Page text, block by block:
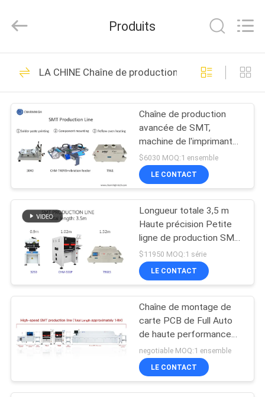
MAISON
PRODUITS
VIDÉOS
PROPOS
NOUS
VISITE
DE
L'USINE
CONTRÔLE
CHARMHIGH
TECHNOLOGY
Rights
Machine de
transfert de SMT
74
Chaîne de
production de SMT
37
Imprimante de
23
Produits
LA CHINE Chaîne de production de SMT
Chaîne de production
avancée de SMT,
machine de l'imprimante
de 3040
pochoirs/CHMT48VB
Pnp/four T961 de ré-
$6030 MOQ:1 ensemble
LE CONTACT
Longueur totale 3,5 m
Haute précision Petite
ligne de production SMT
0201, BGA, IC 144
broches
$11950 MOQ:1 série
LE CONTACT
Chaîne de montage de
carte PCB de Full Auto
de haute performance
pour la fabrication de
l'électronique
negotiable MOQ:1 ensemble
LE CONTACT